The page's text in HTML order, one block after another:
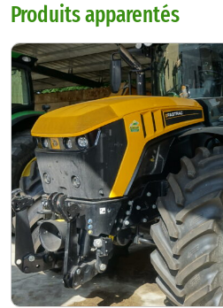
Produits apparentés